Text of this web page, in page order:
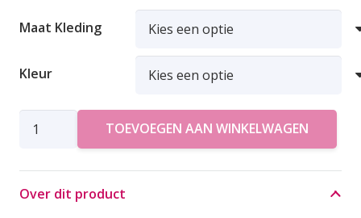
Maat Kleding
Kleur
AZZURRO
aantal
TOEVOEGEN AAN WINKELWAGEN
Over dit product